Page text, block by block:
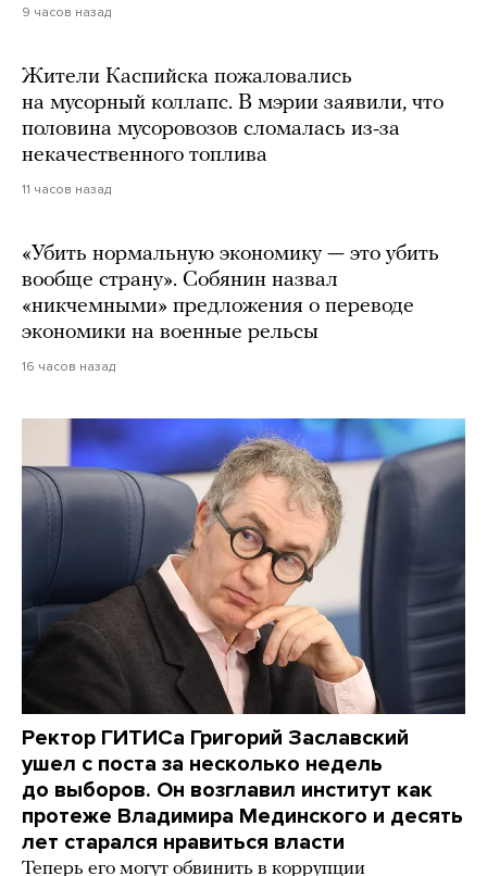
9 часов назад
Жители Каспийска пожаловались
на мусорный коллапс. В мэрии заявили, что
половина мусоровозов сломалась из-за
некачественного топлива
11 часов назад
«Убить нормальную экономику — это убить
вообще страну». Собянин назвал
«никчемными» предложения о переводе
экономики на военные рельсы
16 часов назад
Ректор ГИТИСа Григорий Заславский
ушел с поста за несколько недель
до выборов. Он возглавил институт как
протеже Владимира Мединского и десять
лет старался нравиться власти
Теперь его могут обвинить в коррупции